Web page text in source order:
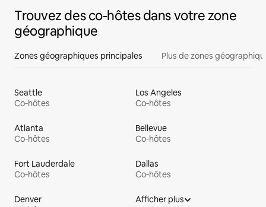
Trouvez des co-hôtes dans votre zone
géographique
Zones géographiques principales Plus de zones
Seattle
Co‑hôtes
Los Angeles
Co‑hôtes
Atlanta
Co‑hôtes
Bellevue
Co‑hôtes
Fort Lauderdale
Co‑hôtes
Dallas
Co‑hôtes
Denver
Afficher plus